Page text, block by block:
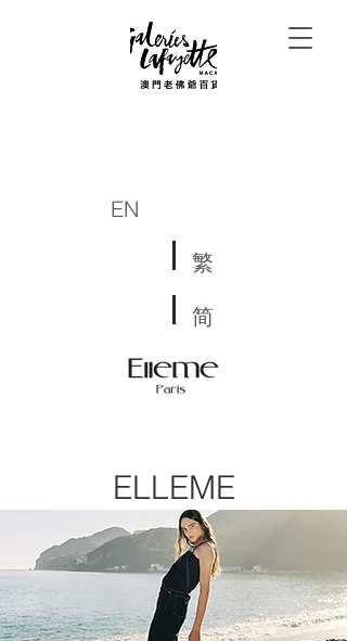
EN
繁
简
ELLEME